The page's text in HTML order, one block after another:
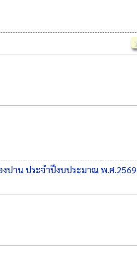
งปาน ประจำปีงบประมาณ พ.ศ.2569